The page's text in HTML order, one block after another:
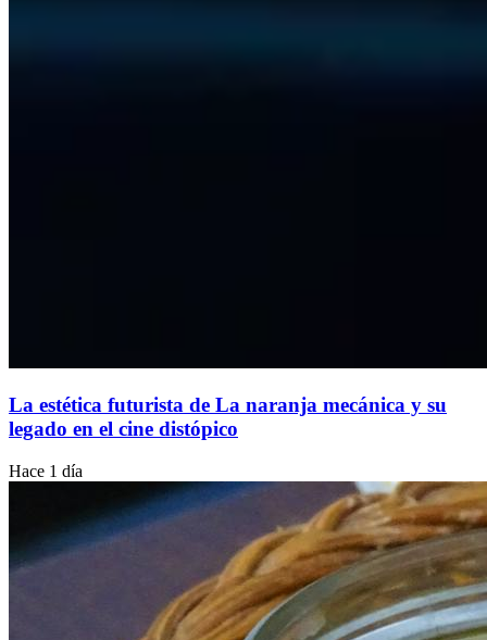
La estética futurista de La naranja mecánica y su
legado en el cine distópico
Hace 1 día